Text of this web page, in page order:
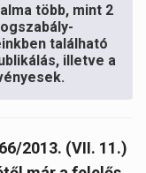
több, mint 2
található
illetve a
2013. (VII. 11.)